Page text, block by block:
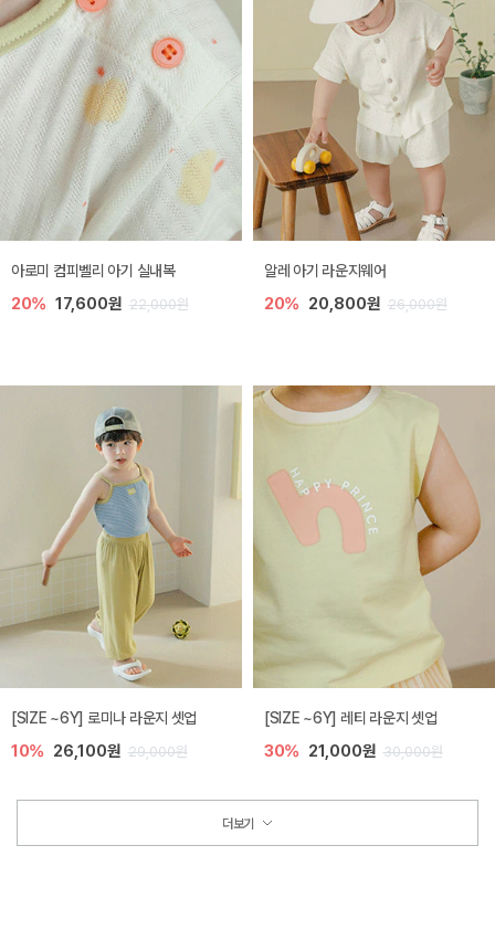
아로미 컴피벨리 아기 실내복
20% 17,600원 22,000원
알레 아기 라운지웨어
20% 20,800원 26,000원
[SIZE ~6Y] 로미나 라운지 셋업
10% 26,100원 29,000원
[SIZE ~6Y] 레티 라운지 셋업
30% 21,000원 30,000원
더보기